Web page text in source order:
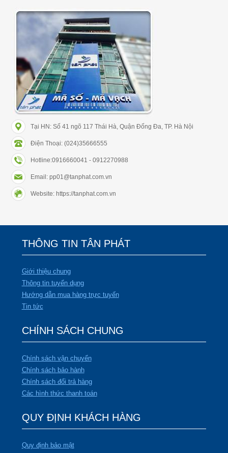
Tại HN: Số 41 ngõ 117 Thái Hà, Quận Đống Đa, TP. Hà Nội
Điện Thoại: (024)35666555
Hotline:0916660041 - 0912270988
Email: pp01@tanphat.com.vn
Website: https://tanphat.com.vn
THÔNG TIN TÂN PHÁT
Giới thiệu chung
Thông tin tuyển dụng
Hướng dẫn mua hàng trực tuyến
Tin tức
CHÍNH SÁCH CHUNG
Chính sách vận chuyển
Chính sách bảo hành
Chính sách đổi trả hàng
Các hình thức thanh toán
QUY ĐỊNH KHÁCH HÀNG
Quy định bảo mật